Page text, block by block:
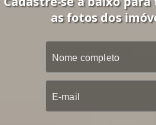
as fotos dos